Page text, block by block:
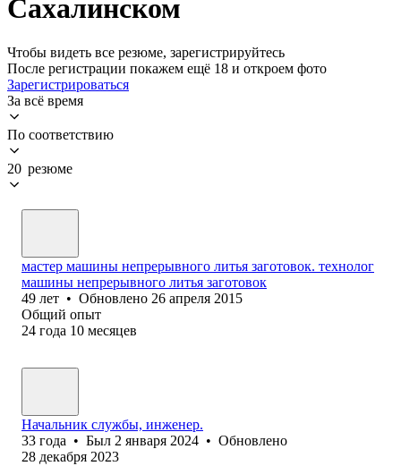
Сахалинском
Чтобы видеть все резюме, зарегистрируйтесь
После регистрации покажем ещё 18 и откроем фото
Зарегистрироваться
За всё время
По соответствию
20 резюме
мастер машины непрерывного литья заготовок. технолог
машины непрерывного литья заготовок
49 лет • Обновлено 26 апреля 2015
Общий опыт
24 года 10 месяцев
Начальник службы, инженер.
33 года • Был 2 января 2024 • Обновлено
28 декабря 2023